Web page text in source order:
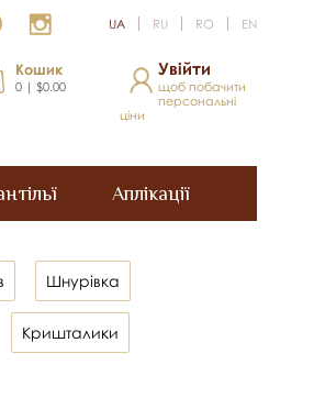
UA RU RO EN
Кошик
0 | $0.00
Увійти
щоб побачити
персональні
ціни
Аплікації
Шнурівка
Кришталики